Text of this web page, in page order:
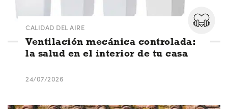
CALIDAD DEL AIRE
Ventilación mecánica controlada:
la salud en el interior de tu casa
24/07/2026